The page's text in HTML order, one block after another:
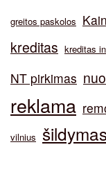
greitos paskolos
kreditas kreditas
NT pirkimas
reklama
vilnius